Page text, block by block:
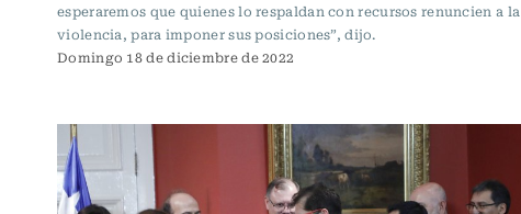
esperaremos que quienes lo respaldan con recursos renuncien a la
violencia, para imponer sus posiciones”, dijo.
Domingo 18 de diciembre de 2022